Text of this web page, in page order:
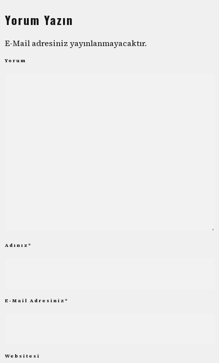
Yorum Yazın
E-Mail adresiniz yayınlanmayacaktır.
Yorum
Adınız *
E-Mail Adresiniz *
Websitesi